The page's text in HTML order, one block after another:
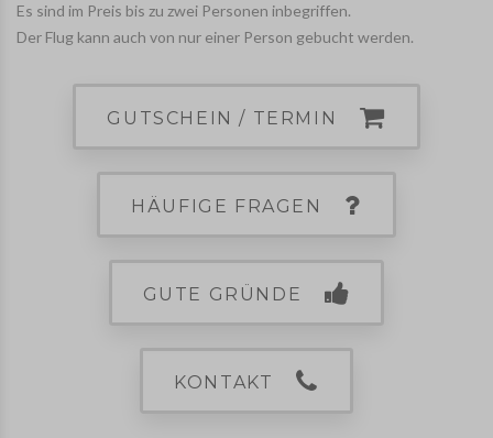
Es sind im Preis bis zu zwei Personen inbegriffen.
Der Flug kann auch von nur einer Person gebucht werden.
GUTSCHEIN / TERMIN
HÄUFIGE FRAGEN
GUTE GRÜNDE
KONTAKT